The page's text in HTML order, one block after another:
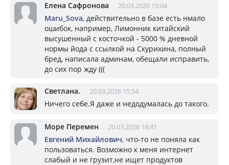
Елена Сафронова 20.03.2026 15:04
Maru_Sova, действительно в базе есть нмало
ошибок, например, Лимонник китайский
высушенный с косточкой - 5000 % дневной
нормы йода с ссылкой на Скурихина, полный
бред, написала админам, обещали исправить,
до сих пор жду (((
Светлана. 20.03.2026 15:54
Ничего себе.Я даже и недодумалась до такого.
Море Перемен 20.03.2026 18:41
Евгений Михайлович, что-то не поняла как
пользоваться. Возможно к меня интернет
слабый и не грузит,не ищет продуктов